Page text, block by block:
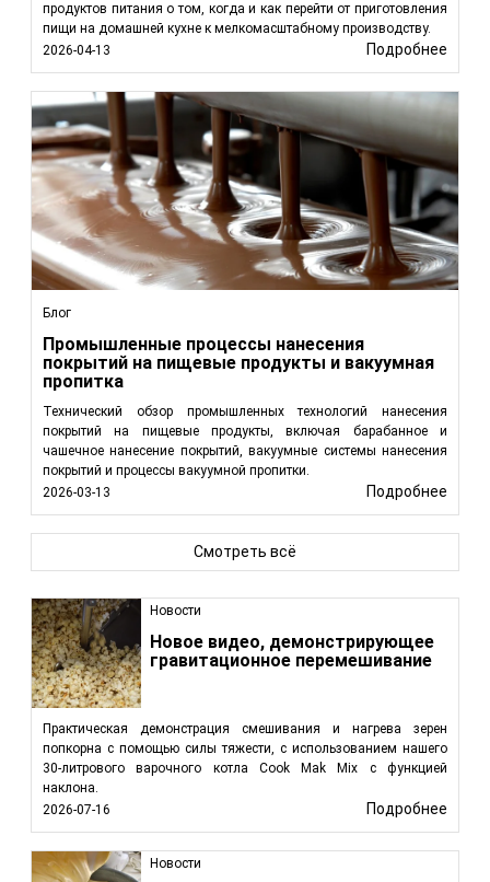
Новости
Новое видео, демонстрирующее
гравитационное перемешивание
Практическая демонстрация смешивания и нагрева зерен
попкорна с помощью силы тяжести, с использованием нашего
30-литрового варочного котла Cook Mak Mix с функцией
наклона.
2026-07-16
Подробнее
Новости
продуктов питания о том, когда и как перейти от приготовления
пищи на домашней кухне к мелкомасштабному производству.
2026-04-13
Подробнее
Блог
Промышленные процессы нанесения
покрытий на пищевые продукты и вакуумная
пропитка
Технический обзор промышленных технологий нанесения
покрытий на пищевые продукты, включая барабанное и
чашечное нанесение покрытий, вакуумные системы нанесения
покрытий и процессы вакуумной пропитки.
2026-03-13
Подробнее
Смотреть всё